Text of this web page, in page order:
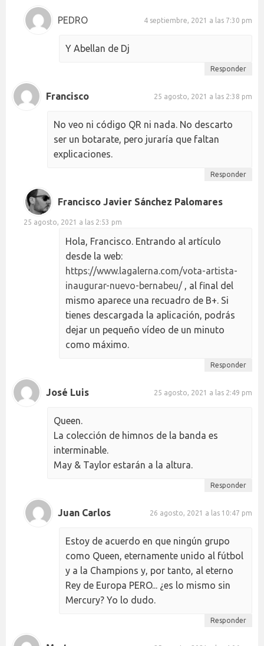
PEDRO 4 septiembre, 2021 a las 7:30 pm
Y Abellan de Dj
Responder
Francisco 25 agosto, 2021 a las 2:38 pm
No veo ni código QR ni nada. No descarto
ser un botarate, pero juraría que faltan
explicaciones.
Responder
Francisco Javier Sánchez Palomares
25 agosto, 2021 a las 2:53 pm
Hola, Francisco. Entrando al artículo
desde la web:
https://www.lagalerna.com/vota-artista-
inaugurar-nuevo-bernabeu/ , al final del
mismo aparece una recuadro de B+. Si
tienes descargada la aplicación, podrás
dejar un pequeño vídeo de un minuto
como máximo.
Responder
José Luis 25 agosto, 2021 a las 2:49 pm
Queen.
La colección de himnos de la banda es
interminable.
May & Taylor estarán a la altura.
Responder
Juan Carlos 26 agosto, 2021 a las 10:47 pm
Estoy de acuerdo en que ningún grupo
como Queen, eternamente unido al fútbol
y a la Champions y, por tanto, al eterno
Rey de Europa PERO... ¿es lo mismo sin
Mercury? Yo lo dudo.
Responder